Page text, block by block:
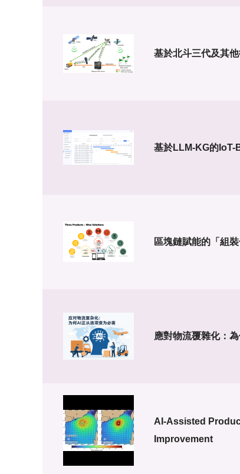
基於北斗三代及其
基於LLM-KG的IoT-
區塊鏈賦能的「組
應對物流覆雜化：
AI-Assisted
Improvement